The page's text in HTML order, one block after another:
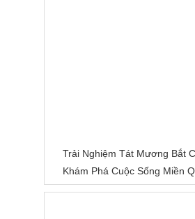
Trải Nghiệm Tát Mương Bắt
Khám Phá Cuộc Sống Miền